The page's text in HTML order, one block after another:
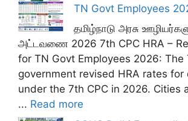
TN Govt Employees
தமிழ்நாடு அரசு
அட்டவணை 2026 7th CPC HRA –
for TN Govt Employees 2026: The
government revised HRA rates for
under the 7th CPC in 2026. Cities
... Read more